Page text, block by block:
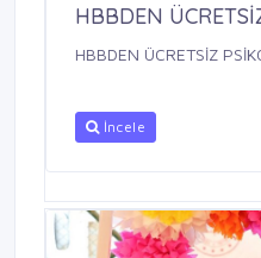
HBBDEN
HBBDEN ÜCRETSİZ
İncele